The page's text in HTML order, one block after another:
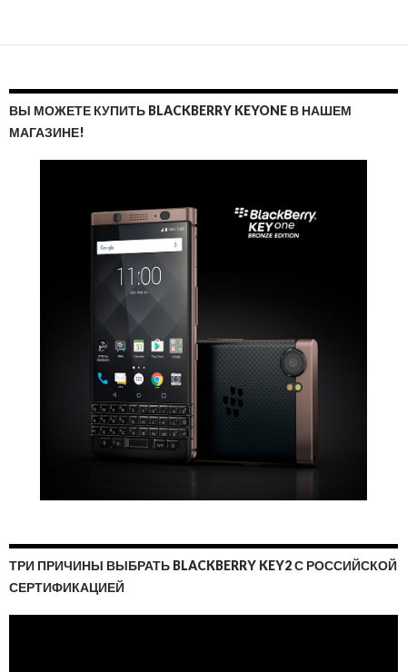
ВЫ МОЖЕТЕ КУПИТЬ BLACKBERRY KEYONE В НАШЕМ
МАГАЗИНЕ!
ТРИ ПРИЧИНЫ ВЫБРАТЬ BLACKBERRY KEY2 С РОССИЙСКОЙ
СЕРТИФИКАЦИЕЙ